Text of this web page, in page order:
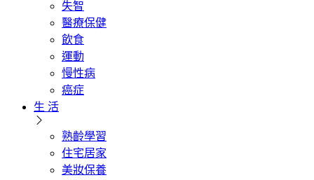
失智
醫療保健
飲食
運動
慢性病
癌症
生 活
熟齡學習
住宅居家
美妝保養